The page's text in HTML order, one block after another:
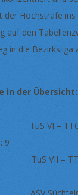
der Hochstrafe ins
auf den
in die Bezirksliga
in der Übersicht:
TuS VI – TTC
TuS VII –